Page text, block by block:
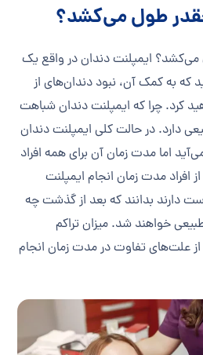
طول می‌کشد؟
ایمپلنت دندان در واقع یک
به کمک آن، نبود دندان‌های از
کرد. چرا که ایمپلنت دندان شباهت
دارد. در حالت کلی ایمپلنت دندان
اما مدت زمان آن برای همه افراد
افراد مدت زمان انجام ایمپلنت
دارند بدانند که بعد از گذشت چه
خواهند شد. میزان تراکم
علت‌های تفاوت در مدت زمان انجام